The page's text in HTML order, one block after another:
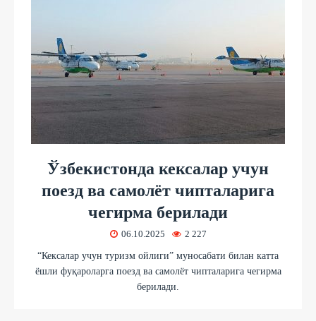
Ўзбекистонда кексалар учун
поезд ва самолёт чипталарига
чегирма берилади
06.10.2025 2 227
“Кексалар учун туризм ойлиги” муносабати билан катта
ёшли фуқароларга поезд ва самолёт чипталарига чегирма
берилади.